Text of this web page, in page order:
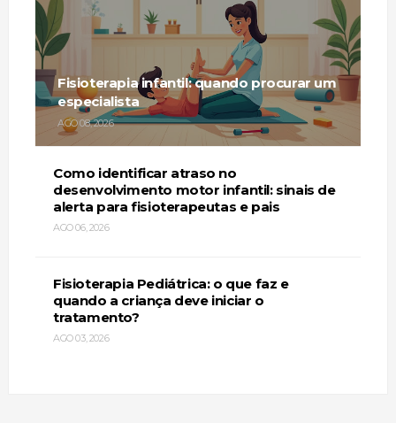
Fisioterapia infantil: quando procurar um
especialista
AGO 08, 2026
Como identificar atraso no
desenvolvimento motor infantil: sinais de
alerta para fisioterapeutas e pais
AGO 06, 2026
Fisioterapia Pediátrica: o que faz e
quando a criança deve iniciar o
tratamento?
AGO 03, 2026